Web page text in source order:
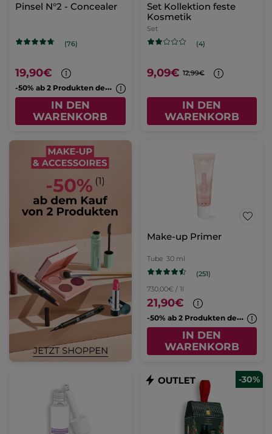
Pinsel N°2 - Concealer
(76)
19,90€
-
50% ab 2 Produkten deiner Wahl
IN DEN
WARENKORB
Set Kollektion feste
Kosmetik
Set
(4)
9,09€ 12,99€
IN DEN
WARENKORB
Make-up Primer
Tube 30 ml
(251)
730,00€ / 1l
21,90€
-
50% ab 2 Produkten deiner Wahl
IN DEN
WARENKORB
-30%